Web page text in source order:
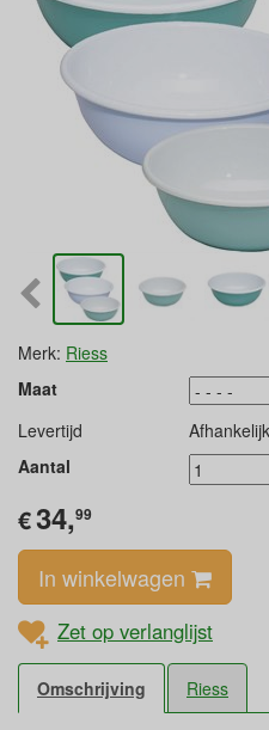
Merk: Riess
Maat
Levertijd
Aantal
€34,99
In winkelwagen
Zet op verlanglijst
Omschrijving Riess